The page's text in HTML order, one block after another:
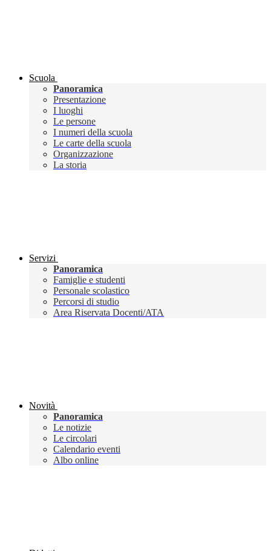
Scuola
Panoramica
Presentazione
I luoghi
Le persone
I numeri della scuola
Le carte della scuola
Organizzazione
La storia
Servizi
Panoramica
Famiglie e studenti
Personale scolastico
Percorsi di studio
Area Riservata Docenti/ATA
Novità
Panoramica
Le notizie
Le circolari
Calendario eventi
Albo online